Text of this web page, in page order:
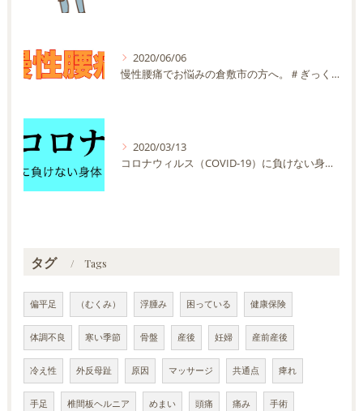
2020/06/06
慢性腰痛でお悩みの倉敷市の方へ。＃ぎっくり腰 ＃坐骨神経痛 ＃ヘルニア
2020/03/13
コロナウィルス（COVID-19）に負けない身体を作りましょう！！
タグ Tags
偏平足 （むくみ） 浮腫み 困っている 健康保険
体調不良 寒い季節 骨盤 産後 妊婦 産前産後
冷え性 外反母趾 原因 マッサージ 共通点 痺れ
手足 椎間板ヘルニア めまい 頭痛 痛み 手術